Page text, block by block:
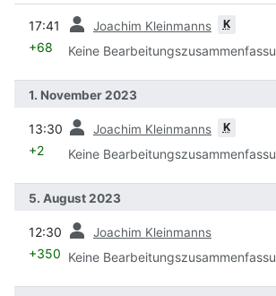
17:41 Joachim Kleinmanns K
+68 Keine
1. November 2023
13:30 Joachim Kleinmanns K
+2 Keine
5. August 2023
12:30 Joachim Kleinmanns
+350 Keine